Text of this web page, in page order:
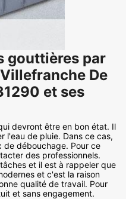
gouttières par
De
et ses
devront être en bon état. Il
l'eau de pluie. Dans ce cas,
de débouchage. Pour ce
des professionnels.
et il est à rappeler que
et c'est la raison
qualité de travail. Pour
et sans engagement.